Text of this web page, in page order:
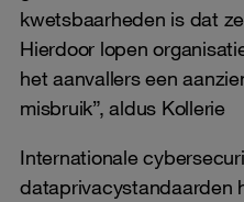
kwetsbaarheden is dat
Hierdoor lopen
het aanvallers een
misbruik”, aldus Kollerie
Internationale
dataprivacystandaarden